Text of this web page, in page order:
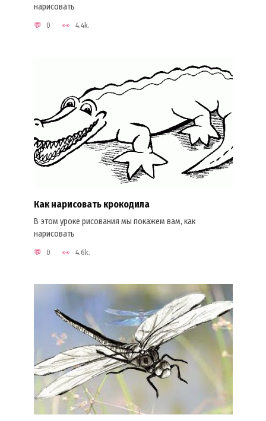
нарисовать
0 4.4k.
Как нарисовать крокодила
В этом уроке рисования мы покажем вам, как
нарисовать
0 4.6k.